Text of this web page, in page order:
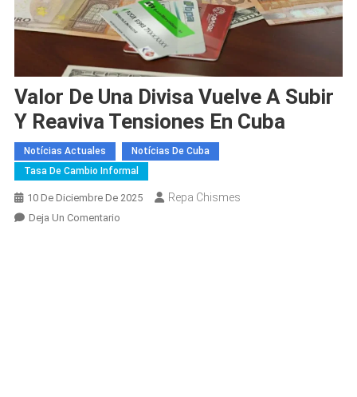
Valor De Una Divisa Vuelve A Subir
Y Reaviva Tensiones En Cuba
Notícias Actuales
Notícias De Cuba
Tasa De Cambio Informal
10 De Diciembre De 2025 Repa Chismes
Deja Un ComentarioEn